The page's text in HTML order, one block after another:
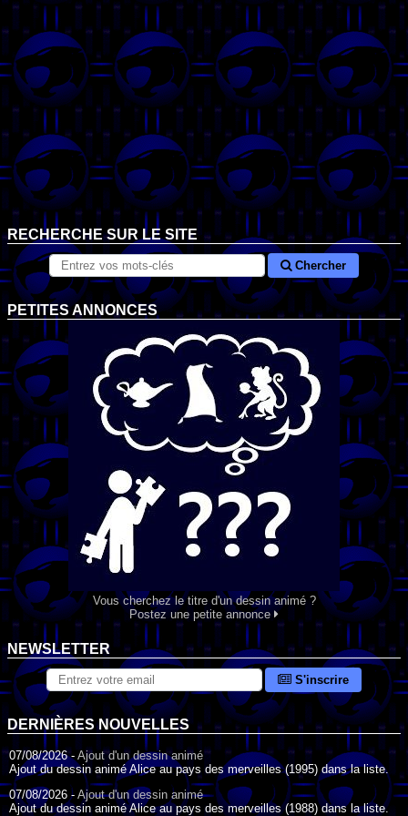
RECHERCHE SUR LE SITE
Chercher
PETITES ANNONCES
Vous cherchez le titre d'un dessin animé ?
Postez une petite annonce
NEWSLETTER
S'inscrire
DERNIÈRES NOUVELLES
07/08/2026 - Ajout d'un dessin animé
Ajout du dessin animé Alice au pays des merveilles (1995) dans la liste.
07/08/2026 - Ajout d'un dessin animé
Ajout du dessin animé Alice au pays des merveilles (1988) dans la liste.